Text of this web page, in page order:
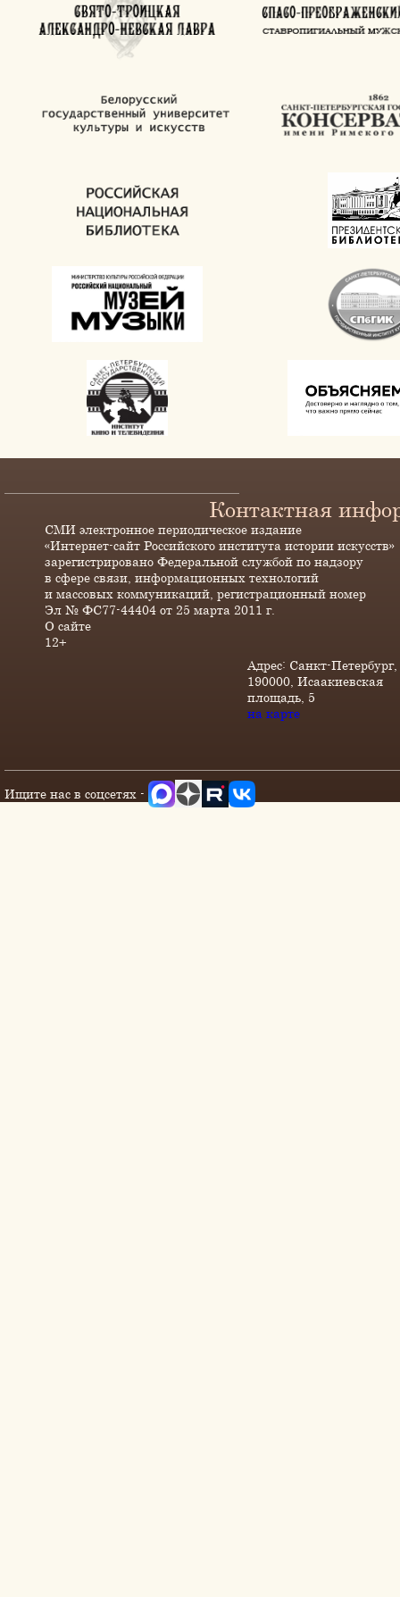
Контактная
СМИ электронное периодическое издание
«Интернет-сайт Российского института истории искусств»
зарегистрировано Федеральной службой по надзору
в сфере связи, информационных технологий
и массовых коммуникаций, регистрационный номер
Эл № ФС77-44404 от 25 марта 2011 г.
О сайте
12+
Адрес: Санкт-Петербург,
190000, Исаакиевская
площадь, 5
на карте
Ищите нас в соцсетях -